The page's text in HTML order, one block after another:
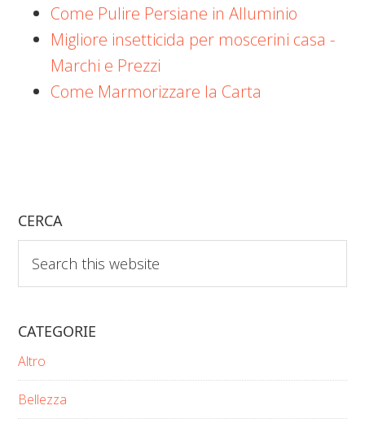
Come Pulire Persiane in Alluminio
Migliore insetticida per moscerini casa -
Marchi e Prezzi
Come Marmorizzare la Carta
CERCA
this
website
CATEGORIE
Altro
Bellezza